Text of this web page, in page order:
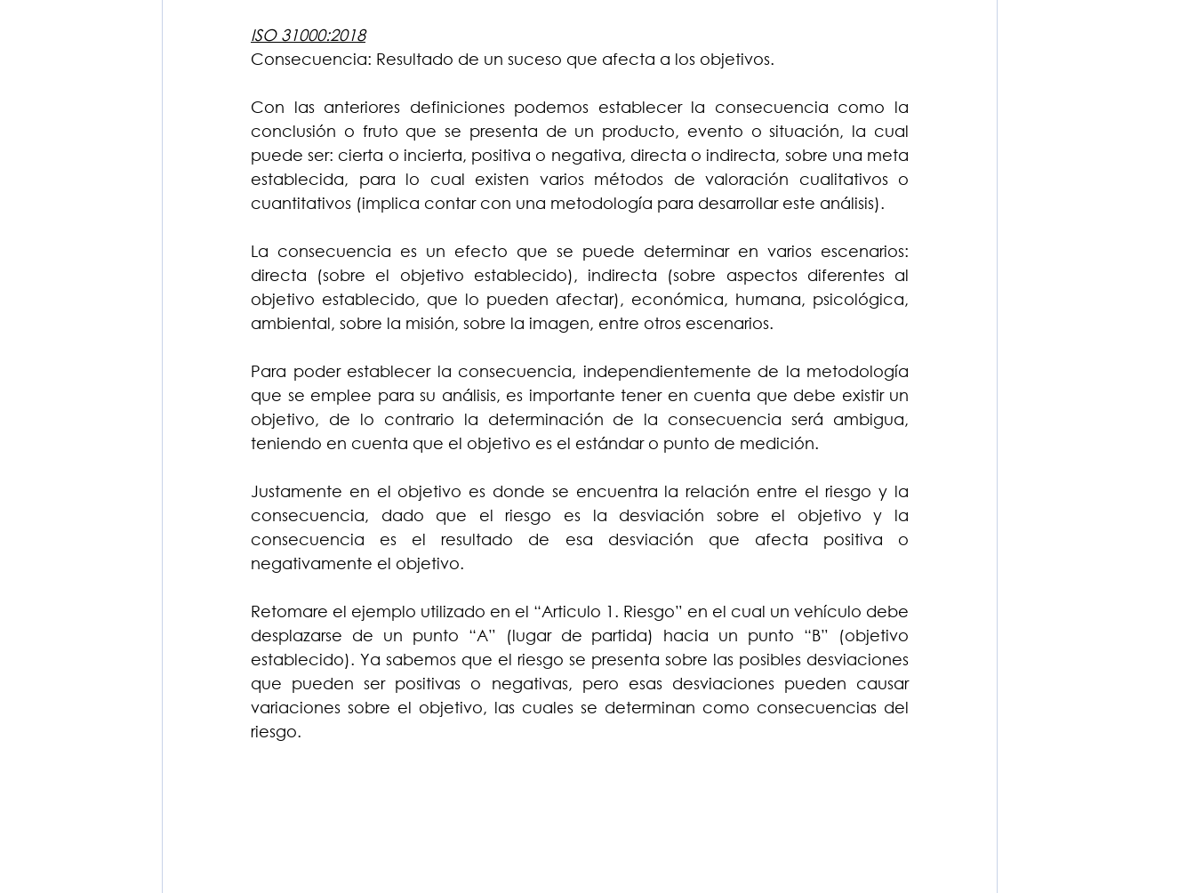
ISO 31000:2018
Consecuencia: Resultado de un suceso que afecta a los objetivos.
Con las anteriores definiciones podemos establecer la consecuencia como la
conclusión o fruto que se presenta de un producto, evento o situación, la cual
puede ser: cierta o incierta, positiva o negativa, directa o indirecta, sobre una meta
establecida, para lo cual existen varios métodos de valoración cualitativos o
cuantitativos (implica contar con una metodología para desarrollar este análisis).
La consecuencia es un efecto que se puede determinar en varios escenarios:
directa (sobre el objetivo establecido), indirecta (sobre aspectos diferentes al
objetivo establecido, que lo pueden afectar), económica, humana, psicológica,
ambiental, sobre la misión, sobre la imagen, entre otros escenarios.
Para poder establecer la consecuencia, independientemente de la metodología
que se emplee para su análisis, es importante tener en cuenta que debe existir un
objetivo, de lo contrario la determinación de la consecuencia será ambigua,
teniendo en cuenta que el objetivo es el estándar o punto de medición.
Justamente en el objetivo es donde se encuentra la relación entre el riesgo y la
consecuencia, dado que el riesgo es la desviación sobre el objetivo y la
consecuencia es el resultado de esa desviación que afecta positiva o
negativamente el objetivo.
Retomare el ejemplo utilizado en el “Articulo 1. Riesgo” en el cual un vehículo debe
desplazarse de un punto “A” (lugar de partida) hacia un punto “B” (objetivo
establecido). Ya sabemos que el riesgo se presenta sobre las posibles desviaciones
que pueden ser positivas o negativas, pero esas desviaciones pueden causar
variaciones sobre el objetivo, las cuales se determinan como consecuencias del
riesgo.